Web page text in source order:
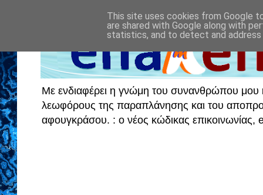
Με ενδιαφέρει η γνώμη του συνανθρώπου μου
λεωφόρους της παραπλάνησης και του
αφουγκράσου. : ο νέος κώδικας
This site uses cookies from Google
are shared with Google along with
statistics, and to detect and address